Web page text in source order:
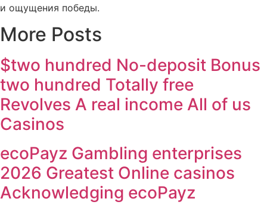
и ощущения победы.
More Posts
$two hundred No-deposit Bonus
two hundred Totally free
Revolves A real income All of us
Casinos
ecoPayz Gambling enterprises
2026 Greatest Online casinos
Acknowledging ecoPayz